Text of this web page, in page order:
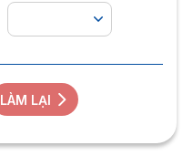
LÀM LẠI